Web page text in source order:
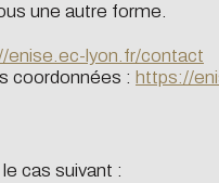
une autre forme.
enise.ec-lyon.fr/contact
coordonnées : https://
cas suivant :